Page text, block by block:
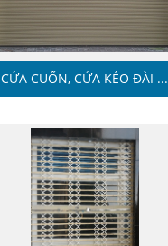
CỬA CUỐN, CỬA KÉO ĐÀI ...